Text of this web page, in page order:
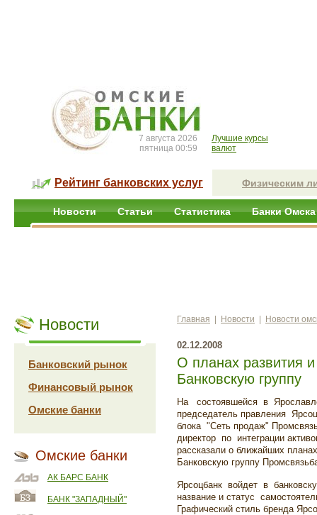
7 августа 2026
пятница 00:59
Лучшие курсы
валют
Рейтинг банковских услуг Физическим
Новости Статьи Статистика Банки Омска
Новости
Банковский рынок
Финансовый рынок
Омские банки
Омские банки
АК БАРС БАНК
БАНК "ЗАПАДНЫЙ"
Главная Новости Новости
02.12.2008
О планах развития
Банковскую группу
На состоявшейся в
председатель правления
блока "Сеть продаж"
директор по интеграции
рассказали о ближайших
Банковскую группу
Ярсоцбанк войдет в
название и статус
Графический стиль бренда